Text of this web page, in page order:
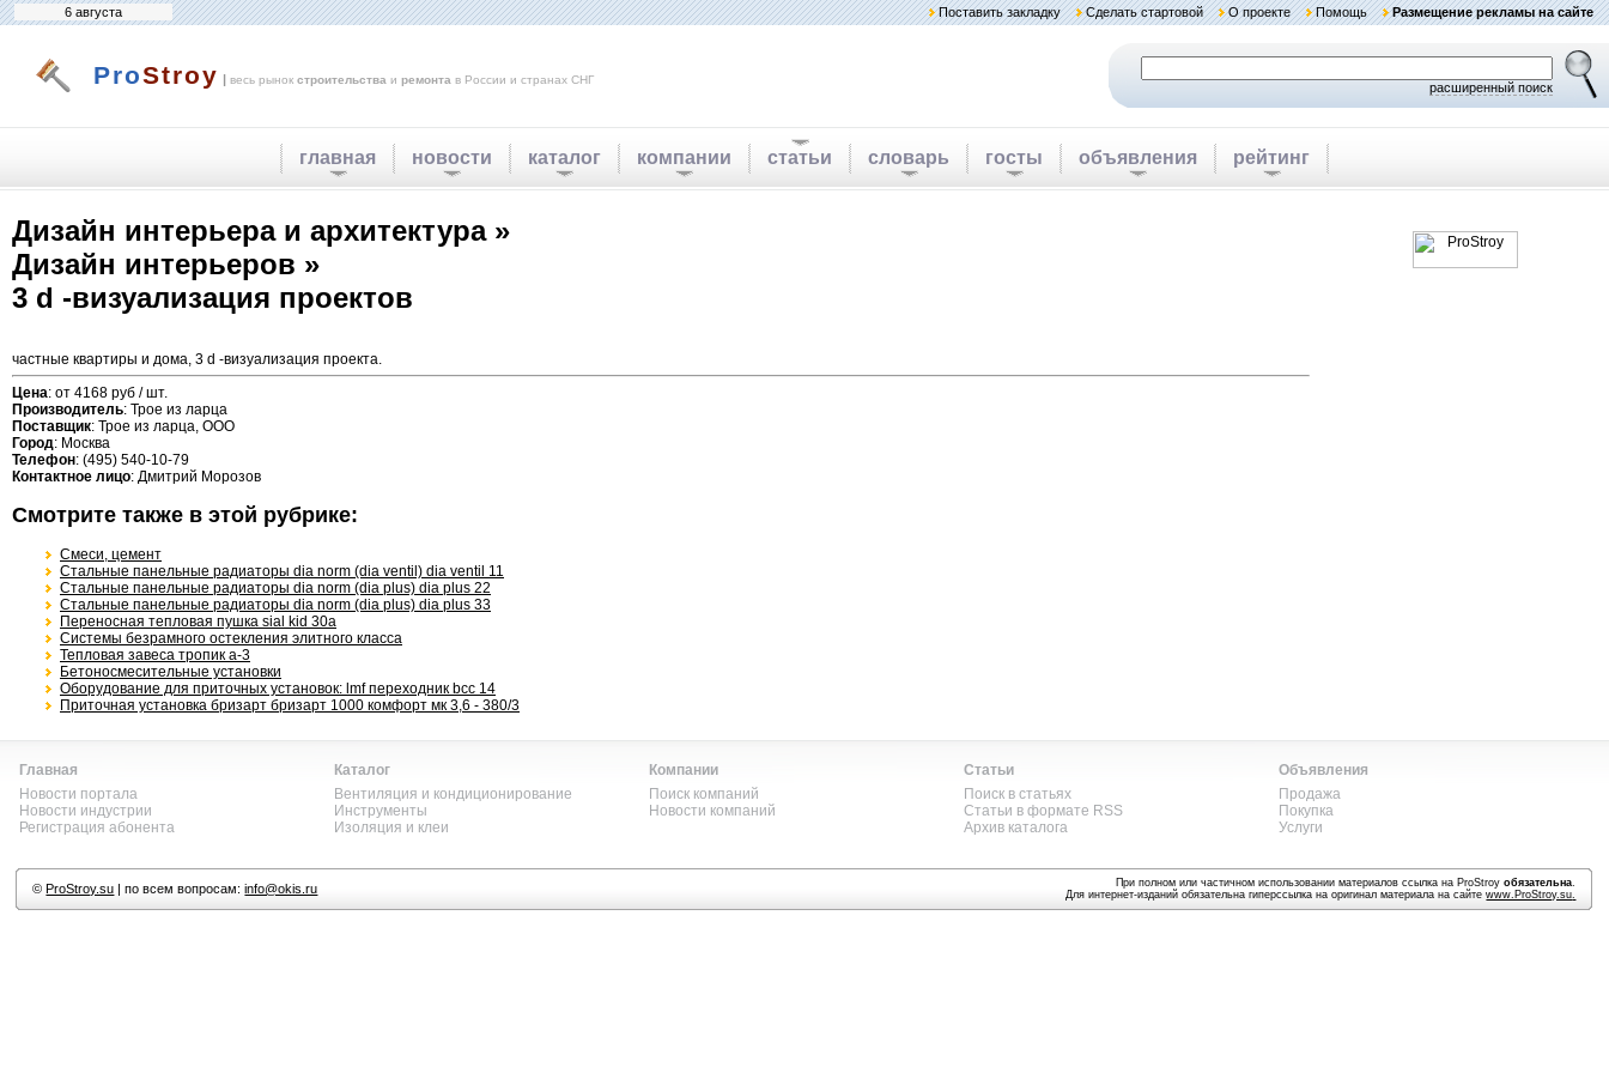
6 августа Поставить закладку Сделать стартовой О проекте Помощь Размещение рекламы на сайте
ProStroy | весь рынок строительства и ремонта в России и странах СНГ
расширенный поиск
главная новости каталог компании статьи словарь госты объявления рейтинг
Дизайн интерьера и архитектура »
Дизайн интерьеров »
3 d -визуализация проектов
частные квартиры и дома, 3 d -визуализация проекта.
Цена: от 4168 руб / шт.
Производитель: Трое из ларца
Поставщик: Трое из ларца, ООО
Город: Москва
Телефон: (495) 540-10-79
Контактное лицо: Дмитрий Морозов
Смотрите также в этой рубрике:
Смеси, цемент
Стальные панельные радиаторы dia norm (dia ventil) dia ventil 11
Стальные панельные радиаторы dia norm (dia plus) dia plus 22
Стальные панельные радиаторы dia norm (dia plus) dia plus 33
Переносная тепловая пушка sial kid 30a
Системы безрамного остекления элитного класса
Тепловая завеса тропик а-3
Бетоносмесительные установки
Оборудование для приточных установок: lmf переходник bcc 14
Приточная установка бризарт бризарт 1000 комфорт мк 3,6 - 380/3
Главная
Новости портала
Новости индустрии
Регистрация абонента
Каталог
Вентиляция и кондиционирование
Инструменты
Изоляция и клеи
Компании
Поиск компаний
Новости компаний
Статьи
Поиск в статьях
Статьи в формате RSS
Архив каталога
Объявления
Продажа
Покупка
Услуги
©ProStroy.su | по всем вопросам:info@okis.ru При полном или частичном использовании материалов ссылка на ProStroyобязательна.
Для интернет-изданий обязательна гиперссылка на оригинал материала на сайтеwww.ProStroy.su.